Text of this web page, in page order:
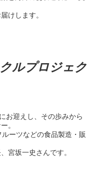
けします。
ルプロジェク
お迎えし、その歩みから
。
ーツなどの食品製造・販
宮坂一史さんです。